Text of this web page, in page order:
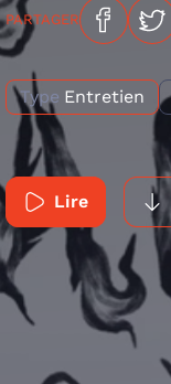
PARTAGER
Type Entretien
Lire